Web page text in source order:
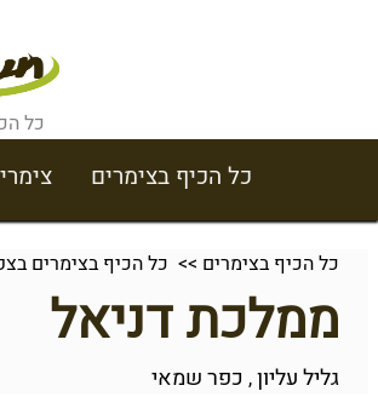
כל
כל הכיף בצימרים
כל הכיף בצימרים >> כל הכיף בצימרים
ממלכת דניאל
גליל עליון, כפר שמאי